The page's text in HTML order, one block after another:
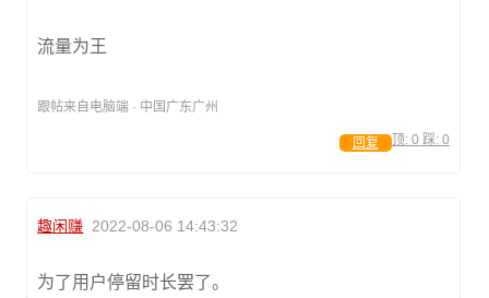
流量为王
跟帖来自电脑端 · 中国广东广州
顶: 0 踩: 0
回复
趣闲赚 2022-08-06 14:43:32
为了用户停留时长罢了。